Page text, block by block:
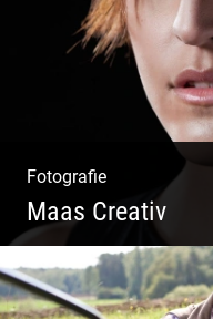
Fotografie
Maas Creativ
Wella
Friseur Salon |